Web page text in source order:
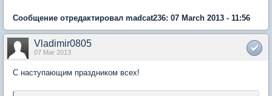
Сообщение отредактировал madcat236: 07 March 2013 - 11:56
Vladimir0805
07 Mar 2013
С наступающим праздником всех!